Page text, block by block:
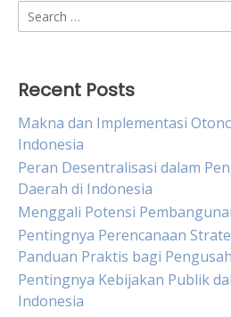
Search
for:
Recent Posts
Makna dan Implementasi
Indonesia
Peran Desentralisasi dalam
Daerah di Indonesia
Menggali Potensi
Pentingnya Perencanaan
Panduan Praktis bagi
Pentingnya Kebijakan Publik
Indonesia